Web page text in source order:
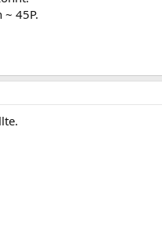
45P.